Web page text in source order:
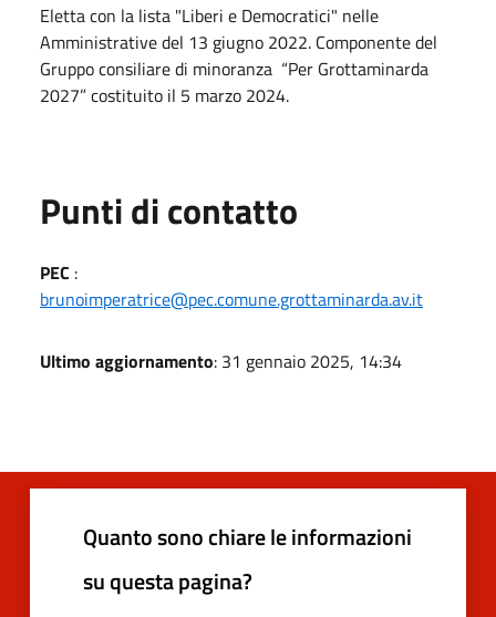
Eletta con la lista "Liberi e Democratici" nelle
Amministrative del 13 giugno 2022. Componente del
Gruppo consiliare di minoranza “Per Grottaminarda
2027” costituito il 5 marzo 2024.
Punti di contatto
PEC :
brunoimperatrice@pec.comune.grottaminarda.av.it
Ultimo aggiornamento: 31 gennaio 2025, 14:34
Quanto sono chiare le informazioni
su questa pagina?